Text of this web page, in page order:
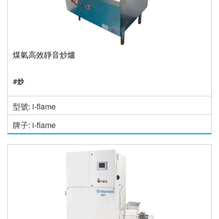
煤氣高效靜音炒爐
#炒
型號: i-flame
牌子: i-flame